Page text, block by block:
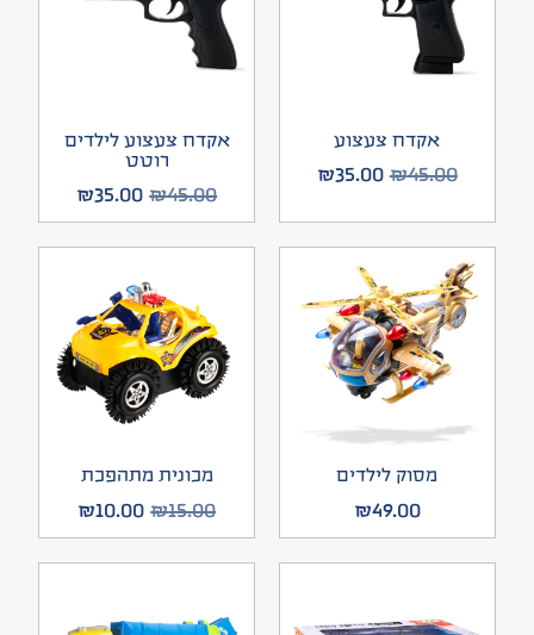
אקדח צעצוע
₪45.00
₪35.00
אקדח צעצוע לילדים
רוטט
₪45.00
₪35.00
מסוק לילדים
₪49.00
מכונית מתהפכת
₪15.00
₪10.00